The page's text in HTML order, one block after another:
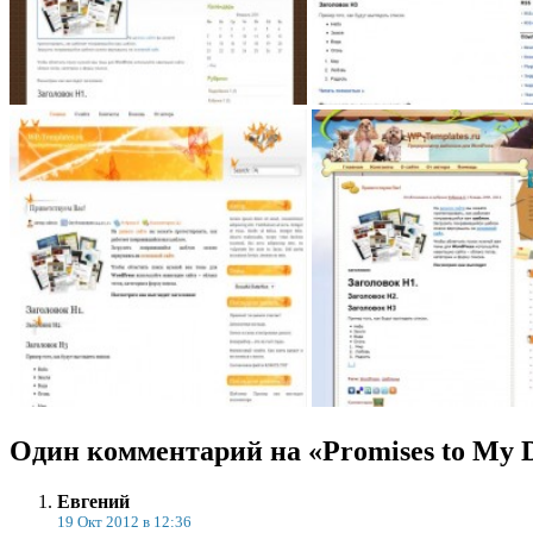
Один комментарий на «Promises to My
Евгений
19 Окт 2012 в 12:36